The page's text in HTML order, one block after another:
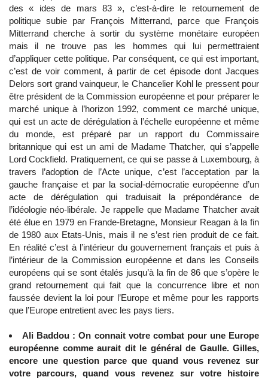
des « ides de mars 83 », c’est-à-dire le retournement de
politique subie par François Mitterrand, parce que François
Mitterrand cherche à sortir du système monétaire européen
mais il ne trouve pas les hommes qui lui permettraient
d’appliquer cette politique. Par conséquent, ce qui est important,
c’est de voir comment, à partir de cet épisode dont Jacques
Delors sort grand vainqueur, le Chancelier Kohl le pressent pour
être président de la Commission européenne et pour préparer le
marché unique à l’horizon 1992, comment ce marché unique,
qui est un acte de dérégulation à l’échelle européenne et même
du monde, est préparé par un rapport du Commissaire
britannique qui est un ami de Madame Thatcher, qui s’appelle
Lord Cockfield. Pratiquement, ce qui se passe à Luxembourg, à
travers l’adoption de l’Acte unique, c’est l’acceptation par la
gauche française et par la social-démocratie européenne d’un
acte de dérégulation qui traduisait la prépondérance de
l’idéologie néo-libérale. Je rappelle que Madame Thatcher avait
été élue en 1979 en Frande-Bretagne, Monsieur Reagan à la fin
de 1980 aux Etats-Unis, mais il ne s’est rien produit de ce fait.
En réalité c’est à l’intérieur du gouvernement français et puis à
l’intérieur de la Commission européenne et dans les Conseils
européens qui se sont étalés jusqu’à la fin de 86 que s’opère le
grand retournement qui fait que la concurrence libre et non
faussée devient la loi pour l’Europe et même pour les rapports
que l’Europe entretient avec les pays tiers.
Ali Baddou : On connait votre combat pour une Europe
européenne comme aurait dit le général de Gaulle. Gilles,
encore une question parce que quand vous revenez sur
votre parcours, quand vous revenez sur votre histoire